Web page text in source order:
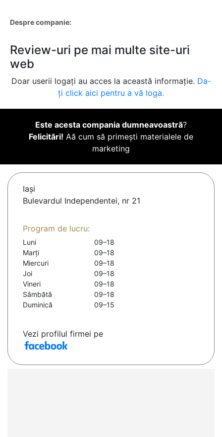
Despre companie:
Review-uri pe mai multe site-uri
web
Doar userii logați au acces la această informație. Da-
ți click aici pentru a vă loga.
Este acesta compania dumneavoastră?
Felicitări! Aă cum să primești materialele de
marketing
Iaşi
Bulevardul Independentei, nr 21
Program de lucru:
Luni
09–18
Marți
09–18
Miercuri
09–18
Joi
09–18
Vineri
09–18
Sâmbătă
09–18
Duminică
09–15
Vezi profilul firmei pe